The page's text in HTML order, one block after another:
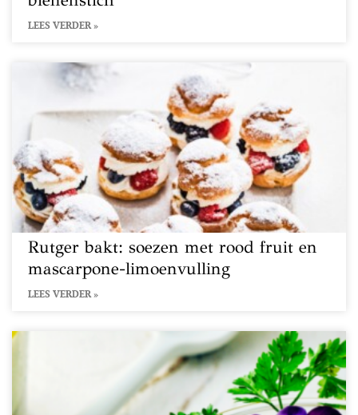
LEES VERDER »
Rutger bakt: soezen met rood fruit en
mascarpone-limoenvulling
LEES VERDER »